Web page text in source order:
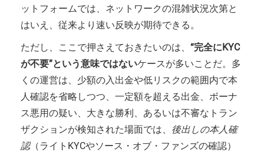
ットフォームでは、ネットワークの混雑状況次第と
はいえ、従来より速い反映が期待できる。
ただし、ここで押さえておきたいのは、 “完全にKYC
が不要”という意味ではないケースが多いことだ。多
くの運営は、少額の入出金や低リスクの範囲内で本
人確認を省略しつつ、一定額を超える出金、ボーナ
ス悪用の疑い、大きな勝利、あるいは不審なトラン
ザクションが検知された場面では、 後出しの本人確
認（ライトKYCやソース・オブ・ファンズの確認）